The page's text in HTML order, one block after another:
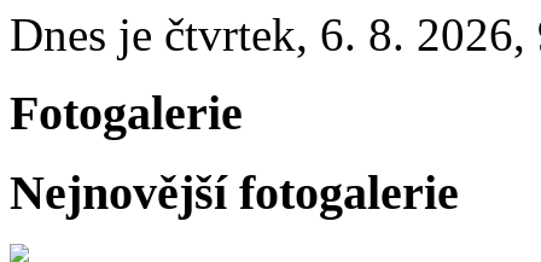
Dnes je čtvrtek, 6. 8. 2026,
Fotogalerie
Nejnovější fotogalerie